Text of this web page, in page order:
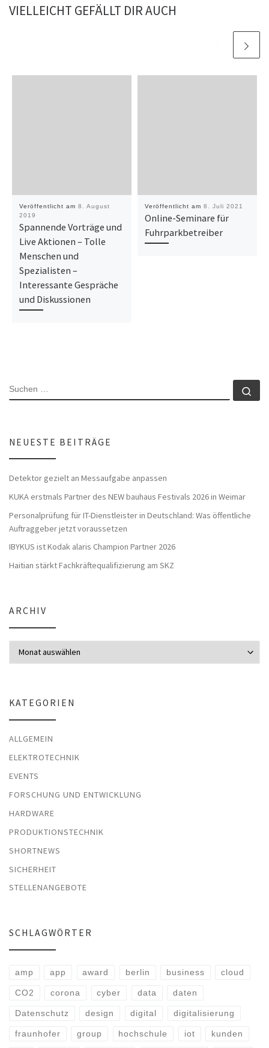
VIELLEICHT GEFÄLLT DIR AUCH
Veröffentlicht am 8. August
2019
Spannende Vorträge und
Live Aktionen – Tolle
Menschen und
Spezialisten –
Interessante Gespräche
und Diskussionen
Veröffentlicht am 8. Juli 2021
Online-Seminare für
Fuhrparkbetreiber
SUCHE
NEUESTE BEITRÄGE
Detektor gezielt an Messaufgabe anpassen
KUKA erstmals Partner des NEW bauhaus Festivals 2026 in Weimar
Personalprüfung für IT-Dienstleister in Deutschland: Was öffentliche
Auftraggeber jetzt voraussetzen
IBYKUS ist Kodak alaris Champion Partner 2026
Haitian stärkt Fachkräftequalifizierung am SKZ
ARCHIV
KATEGORIEN
ALLGEMEIN
ELEKTROTECHNIK
EVENTS
FORSCHUNG UND ENTWICKLUNG
HARDWARE
PRODUKTIONSTECHNIK
SHORTNEWS
SICHERHEIT
STELLENANGEBOTE
SCHLAGWÖRTER
amp app award berlin business cloud
CO2 corona cyber data daten
Datenschutz design digital digitalisierung
fraunhofer group hochschule iot kunden